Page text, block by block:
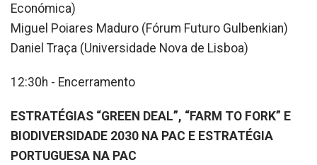
Económica)
Miguel Poiares Maduro (Fórum Futuro Gulbenkian)
Daniel Traça (Universidade Nova de Lisboa)
12:30h - Encerramento
ESTRATÉGIAS “GREEN DEAL”, “FARM TO FORK” E
BIODIVERSIDADE 2030 NA PAC E ESTRATÉGIA
PORTUGUESA NA PAC